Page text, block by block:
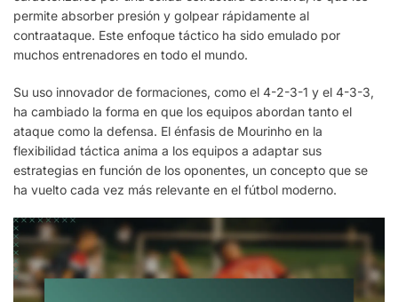
permite absorber presión y golpear rápidamente al
contraataque. Este enfoque táctico ha sido emulado por
muchos entrenadores en todo el mundo.
Su uso innovador de formaciones, como el 4-2-3-1 y el 4-3-3,
ha cambiado la forma en que los equipos abordan tanto el
ataque como la defensa. El énfasis de Mourinho en la
flexibilidad táctica anima a los equipos a adaptar sus
estrategias en función de los oponentes, un concepto que se
ha vuelto cada vez más relevante en el fútbol moderno.